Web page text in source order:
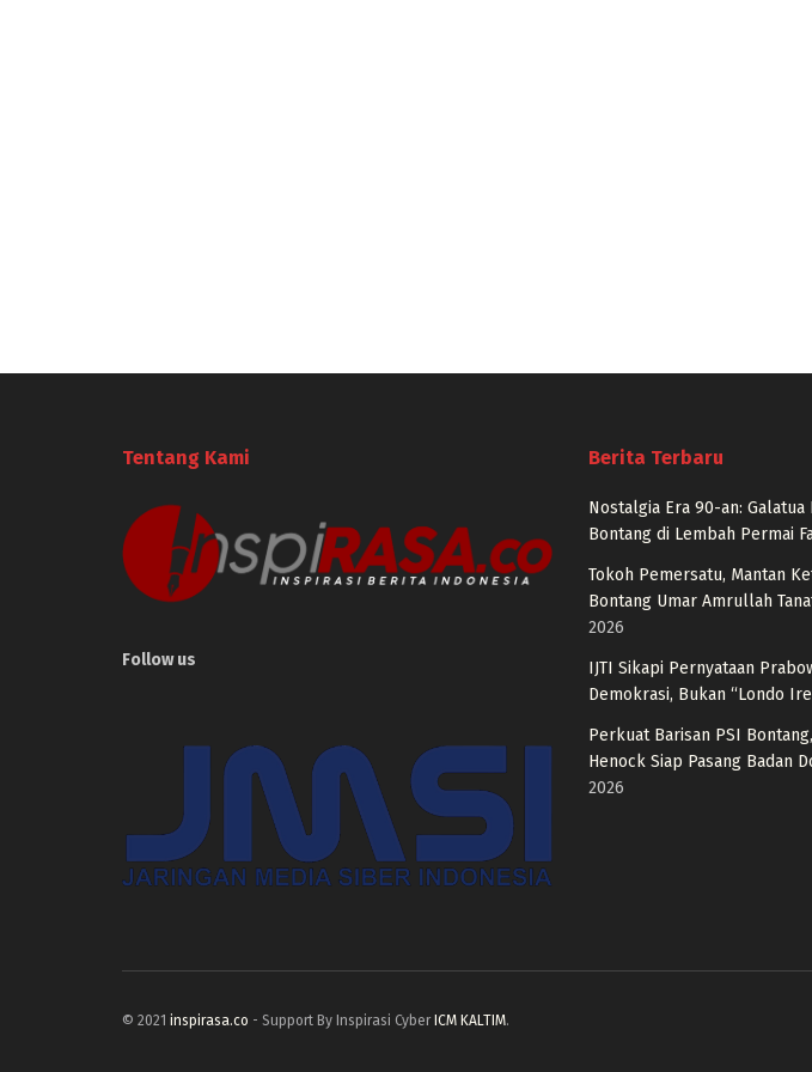
Tentang Kami
Follow us
Berita Terbaru
Nostalgia Era 90-an: Galatua
Bontang di Lembah Permai
Tokoh Pemersatu, Mantan
Bontang Umar Amrullah
2026
IJTI Sikapi Pernyataan
Demokrasi, Bukan “Londo
Perkuat Barisan PSI
Henock Siap Pasang Badan
2026
© 2021 inspirasa.co - Support By Inspirasi Cyber ICM KALTIM.